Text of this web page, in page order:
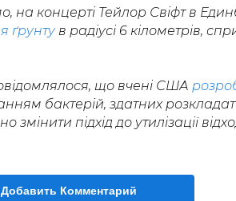
на концерті Тейлор Свіфт в
ґрунту в радіусі 6 кілометрів,
що вчені США
бактерій, здатних
змінити підхід до утилізації
Комментарий